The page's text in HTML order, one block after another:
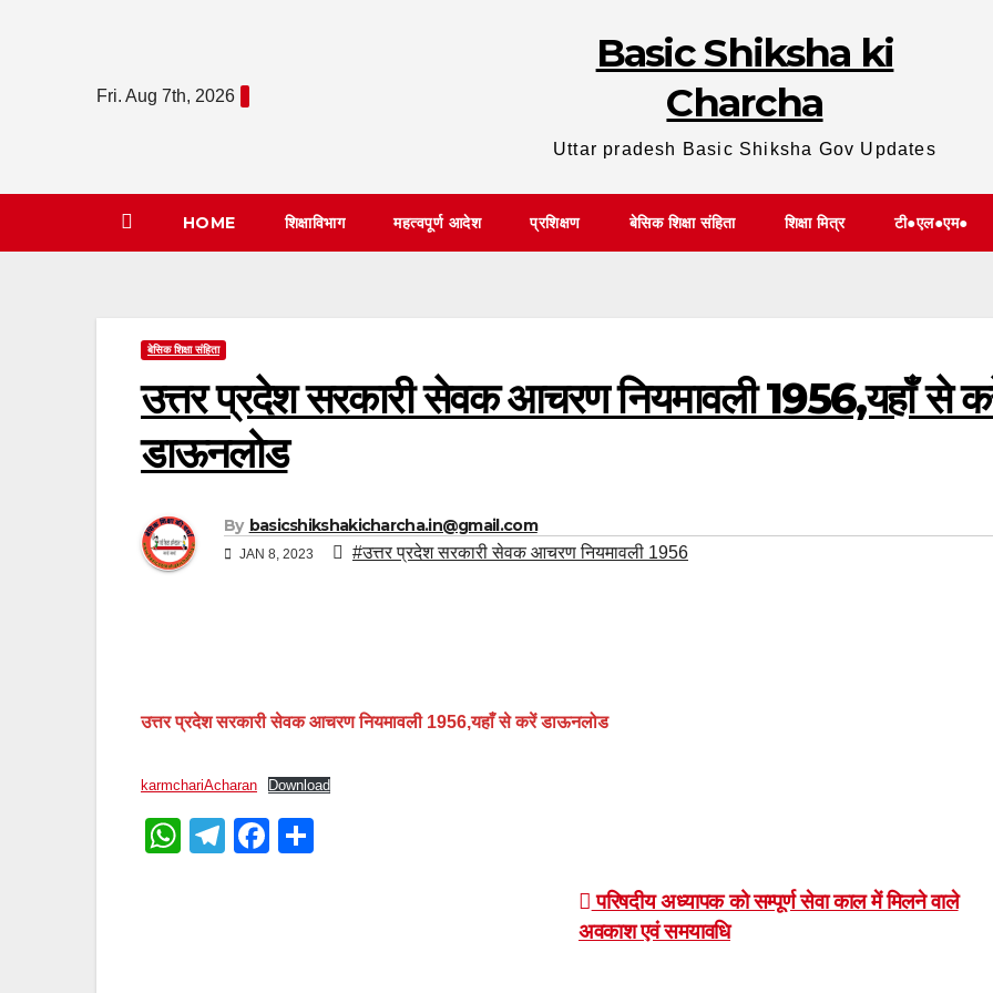
Fri. Aug 7th, 2026
Basic Shiksha ki
Charcha
Uttar pradesh Basic Shiksha Gov Updates
HOME शिक्षाविभाग महत्वपूर्ण आदेश प्रशिक्षण बेसिक शिक्षा संहिता शिक्षा मित्र टी●एल●एम●
बेसिक शिक्षा संहिता
उत्तर प्रदेश सरकारी सेवक आचरण नियमावली 1956,यहाँ से
डाऊनलोड
By basicshikshakicharcha.in@gmail.com
JAN 8, 2023 #उत्तर प्रदेश सरकारी सेवक आचरण नियमावली 1956
उत्तर प्रदेश सरकारी सेवक आचरण नियमावली 1956,यहाँ से करें डाऊनलोड
karmchariAcharan Download
W
T
F
परिषदीय अध्यापक को सम्पूर्ण सेवा काल में मिलने वाले
अवकाश एवं समयावधि